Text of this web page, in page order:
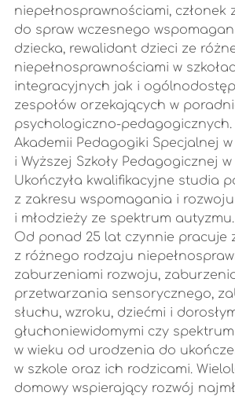
niepełnosprawnościami, członek
do spraw wczesnego
dziecka, rewalidant dzieci ze
niepełnosprawnościami w
integracyjnych jak i
zespołów orzekających w
psychologiczno-pedagogicznych.
Akademii Pedagogiki Specjalnej w
i Wyższej Szkoły Pedagogicznej w
Ukończyła kwalifikacyjne studia
z zakresu wspomagania i
i młodzieży ze spektrum autyzmu.
Od ponad 25 lat czynnie pracuje
z różnego rodzaju
zaburzeniami rozwoju,
przetwarzania sensorycznego,
słuchu, wzroku, dziećmi i
głuchoniewidomymi czy
w wieku od urodzenia do
w szkole oraz ich rodzicami.
domowy wspierający rozwój